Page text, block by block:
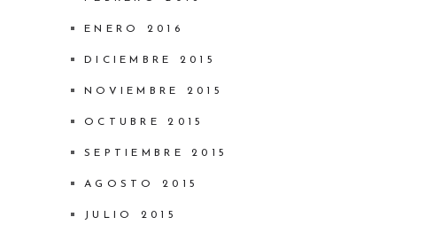
ENERO 2016
DICIEMBRE 2015
NOVIEMBRE 2015
OCTUBRE 2015
SEPTIEMBRE 2015
AGOSTO 2015
JULIO 2015